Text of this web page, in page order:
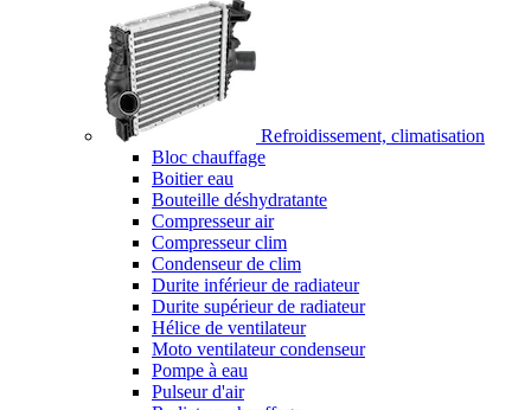
Refroidissement, climatisation
Bloc chauffage
Boitier eau
Bouteille déshydratante
Compresseur air
Compresseur clim
Condenseur de clim
Durite inférieur de radiateur
Durite supérieur de radiateur
Hélice de ventilateur
Moto ventilateur condenseur
Pompe à eau
Pulseur d'air